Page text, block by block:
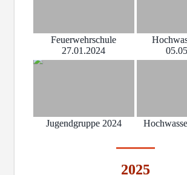
Feuerwehrschule
27.01.2024
Jugendgruppe 2024
2025